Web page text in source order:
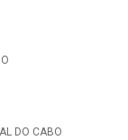
DO CABO